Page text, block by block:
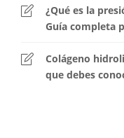
¿Qué es la
Guía completa
Colágeno
que debes